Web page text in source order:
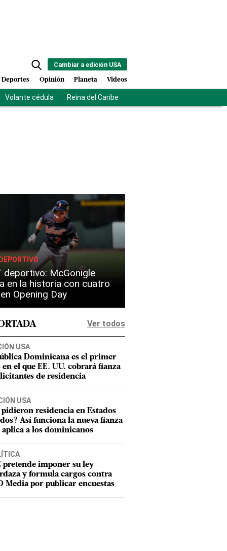
Cambiar a edición USA
Deportes Opinión Planeta Videos
Volante cédula Reina del Caribe
deportivo: McGonigle
en la historia con cuatro
Opening Day
Ver todos
USA
Dominicana es el primer
en el que EE. UU. cobrará fianza
de residencia
USA
pidieron residencia en Estados
Así funciona la nueva fianza
aplica a los dominicanos
pretende imponer su ley
y formula cargos contra
Media por publicar encuestas